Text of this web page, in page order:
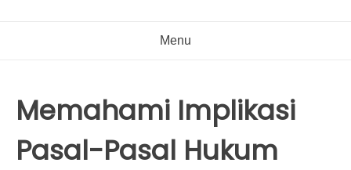
Menu
Memahami Implikasi
Pasal-Pasal Hukum